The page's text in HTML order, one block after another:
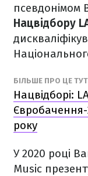
псевдонімом
Нацвідбору
БІЛЬШЕ ПРО ЦЕ ТУТ
Нацвідборі:
Євробачення-
року
У 2020 році
Music